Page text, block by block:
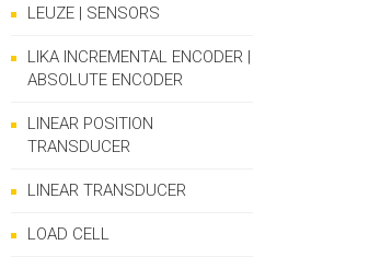
LEUZE | SENSORS
LIKA INCREMENTAL ENCODER |
ABSOLUTE ENCODER
LINEAR POSITION
TRANSDUCER
LINEAR TRANSDUCER
LOAD CELL